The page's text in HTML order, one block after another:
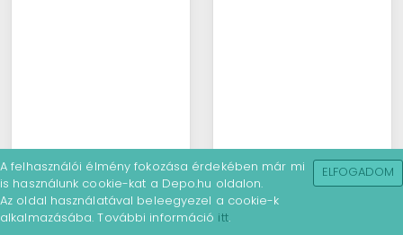
A felhasználói élmény fokozása érdekében már mi
is használunk cookie-kat a Depo.hu oldalon.
Az oldal használatával beleegyezel a cookie-k
alkalmazásába. További információ itt.
ELFOGADOM